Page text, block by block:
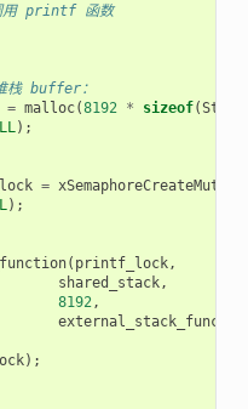
用 printf 函数
栈 buffer：
= malloc(8192 * sizeof(
);
= xSemaphoreCreateMutex
);
( printf_lock,
shared_stack,
8192,
);